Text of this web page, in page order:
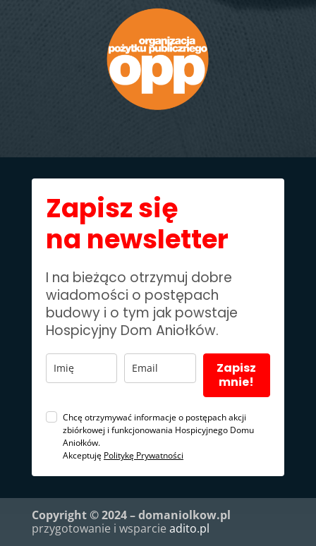
Zapisz się
na newsletter
I na bieżąco otrzymuj dobre
wiadomości o postępach
budowy i o tym jak powstaje
Hospicyjny Dom Aniołków.
Zapisz
mnie!
Chcę otrzymywać informacje o postępach akcji
zbiórkowej i funkcjonowania Hospicyjnego Domu
Aniołków.
Akceptuję Politykę Prywatności
Copyright © 2024 – domaniolkow.pl
przygotowanie i wsparcie adito.pl